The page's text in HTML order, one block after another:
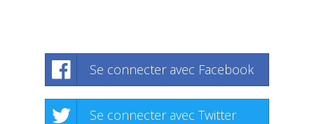
Se connecter avec Facebook
Se connecter avec Twitter